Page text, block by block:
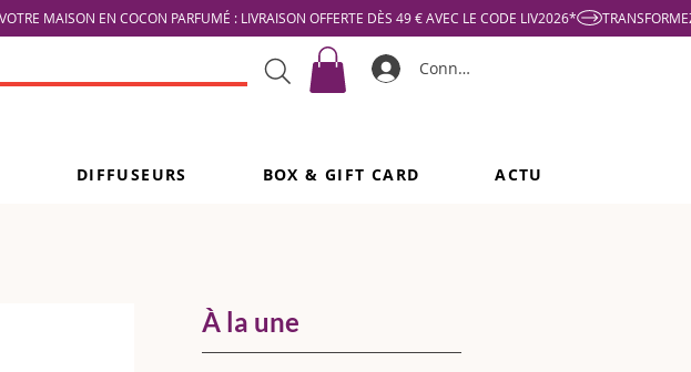
Connexion
DIFFUSEURS BOX & GIFT CARD ACTU
À la une